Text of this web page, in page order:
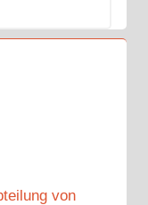
von